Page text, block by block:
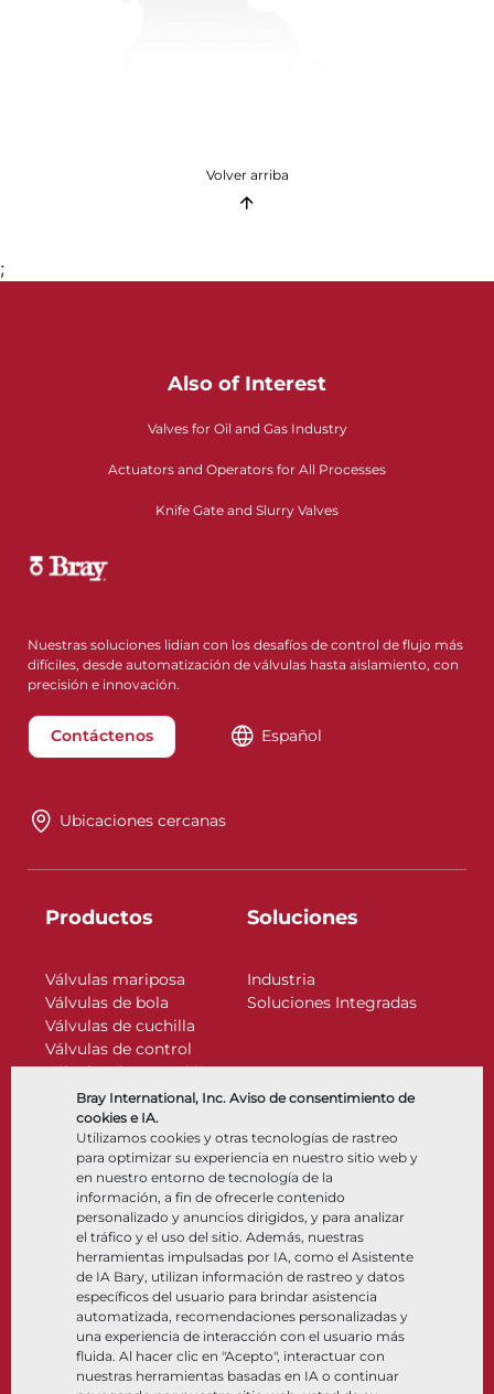
Bray International, Inc. Aviso de consentimiento de
cookies e IA.
Utilizamos cookies y otras tecnologías de rastreo
para optimizar su experiencia en nuestro sitio web y
en nuestro entorno de tecnología de la
información, a fin de ofrecerle contenido
personalizado y anuncios dirigidos, y para analizar
el tráfico y el uso del sitio. Además, nuestras
herramientas impulsadas por IA, como el Asistente
de IA Bary, utilizan información de rastreo y datos
específicos del usuario para brindar asistencia
automatizada, recomendaciones personalizadas y
una experiencia de interacción con el usuario más
fluida. Al hacer clic en "Acepto", interactuar con
nuestras herramientas basadas en IA o continuar
Volver arriba
;
Also of Interest
Valves for Oil and Gas Industry
Actuators and Operators for All Processes
Knife Gate and Slurry Valves
Nuestras soluciones lidian con los desafíos de control de flujo más
difíciles, desde automatización de válvulas hasta aislamiento, con
precisión e innovación.
Contáctenos Español
Ubicaciones cercanas
Productos
Válvulas mariposa
Válvulas de bola
Válvulas de cuchilla
Válvulas de control
Válvulas de retención
Actuadores
Accesorios de control
Criogénico
Soluciones
Industria
Soluciones Integradas
Compañía
Nosotros
Ubicaciones
Asociación
Sostenibilidad
Portal del cliente
Recursos
Documentos
Centro de información
Software
Selección de materiales